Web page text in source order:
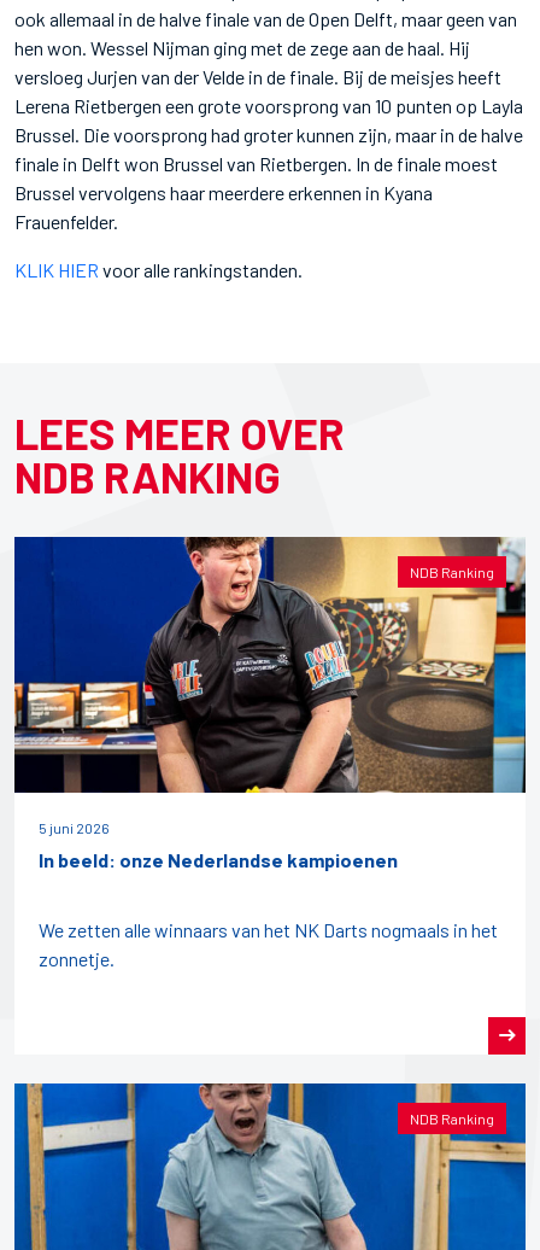
ook allemaal in de halve finale van de Open Delft, maar geen van
hen won. Wessel Nijman ging met de zege aan de haal. Hij
versloeg Jurjen van der Velde in de finale. Bij de meisjes heeft
Lerena Rietbergen een grote voorsprong van 10 punten op Layla
Brussel. Die voorsprong had groter kunnen zijn, maar in de halve
finale in Delft won Brussel van Rietbergen. In de finale moest
Brussel vervolgens haar meerdere erkennen in Kyana
Frauenfelder.
KLIK HIER voor alle rankingstanden.
LEES MEER OVER
NDB RANKING
NDB Ranking
5 juni 2026
In beeld: onze Nederlandse kampioenen
We zetten alle winnaars van het NK Darts nogmaals in het
zonnetje.
NDB Ranking